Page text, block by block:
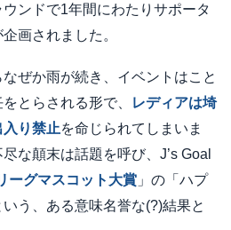
ンドで1年間にわたりサポータ
画されました。
ぜか雨が続き、イベントはこと
とらされる形で、
レディアは埼
り禁止を命じられてしまいま
な顛末は話題を呼び、J’s Goal
ーグマスコット大賞 」の「ハプ
う、ある意味名誉な(?)結果と